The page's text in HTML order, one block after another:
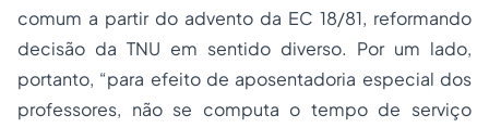
comum a partir do advento da EC 18/81, reformando
decisão da TNU em sentido diverso. Por um lado,
portanto, “para efeito de aposentadoria especial dos
professores, não se computa o tempo de serviço